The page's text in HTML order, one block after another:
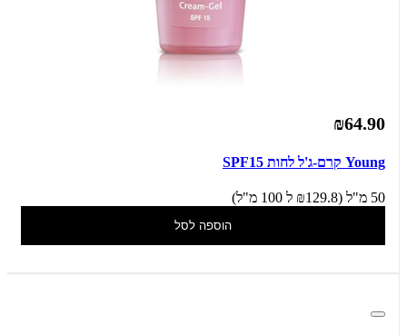
₪64.90
Young קרם-ג'ל לחות SPF15
50 מ"ל (₪129.8 ל 100 מ"ל)
הוספה לסל